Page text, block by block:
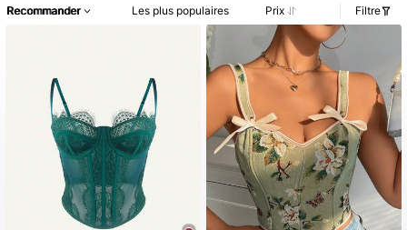
Recommander Les plus populaires Prix Filtre